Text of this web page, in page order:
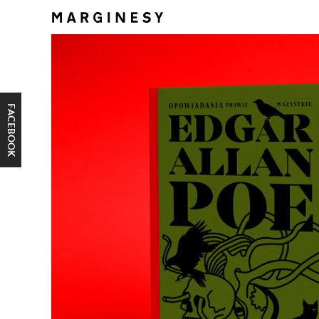
FACEBOOK